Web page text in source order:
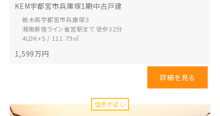
KEM宇都宮市兵庫塚1期中古戸建
栃木県宇都宮市兵庫塚３
湘南新宿ライン雀宮駅まで 徒歩32分
4LDK+S / 111.79㎡
1,599万円
詳細を見る